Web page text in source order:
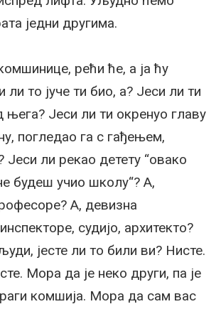
једни другима.
рећи ће, а ја ћу
ли то јуче ти био, а? Jеси ли ти
Jеси ли ти окренуо главу
погледао га с гађењем,
Jеси ли рекао детету “овако
будеш учио школу“? A,
А, девизна
судијо, архитекто?
јесте ли то били ви? Нисте.
Мора да је неко други, па је
комшија. Мора да сам вас